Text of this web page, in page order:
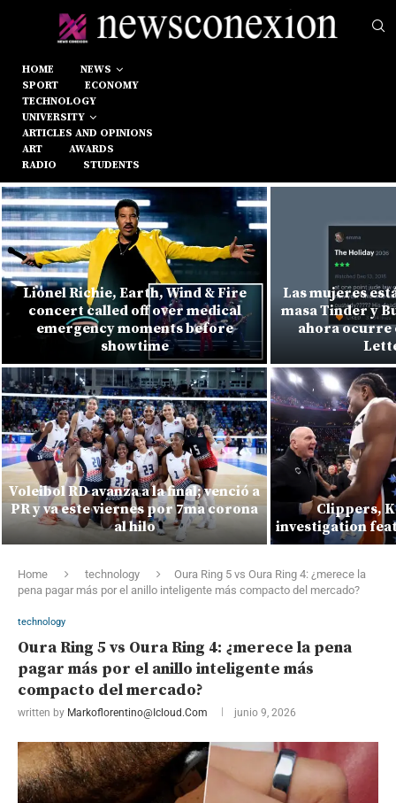
HOME
NEWS
SPORT
ECONOMY
TECHNOLOGY
UNIVERSITY
ARTICLES AND OPINIONS
ART
AWARDS
RADIO
STUDENTS
Lionel Richie, Earth, Wind & Fire
concert called off over medical
emergency moments before
showtime
Voleibol RD avanza a la final; venció a
PR y va este viernes por 7ma corona
al hilo
Las mujeres
masa Tinder y
ahora ocurre
Clippers,
investigation
Home technology
Oura Ring 5 vs Oura Ring 4: ¿merece la
pena pagar más por el anillo inteligente más compacto del mercado?
technology
Oura Ring 5 vs Oura Ring 4: ¿merece la pena
pagar más por el anillo inteligente más
compacto del mercado?
written by Markoflorentino@icloud.com junio 9, 2026